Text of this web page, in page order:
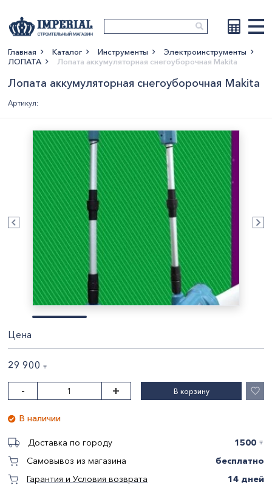
Главная Каталог Инструменты
Электроинструменты
ЛОПАТА
Лопата аккумуляторная снегоуборочная Makita
Лопата аккумуляторная снегоуборочная Makita
Артикул:
Цена
29 900 〒
- + В корзину
В наличии
Доставка по городу 1500 〒
Самовывоз из магазина
бесплатно
Гарантия и Условия возврата
14 дней